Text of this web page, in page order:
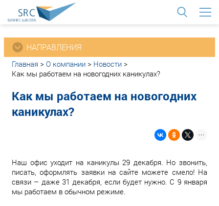
НАПРАВЛЕНИЯ
Главная > О компании > Новости >
Как мы работаем на новогодних каникулах?
Как мы работаем на новогодних
каникулах?
Наш офис уходит на каникулы 29 декабря. Но звонить,
писать, оформлять заявки на сайте можете смело! На
связи – даже 31 декабря, если будет нужно. С 9 января
мы работаем в обычном режиме.